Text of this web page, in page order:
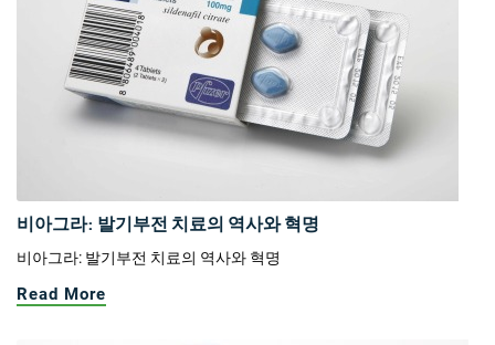
비아그라: 발기부전 치료의 역사와 혁명
비아그라: 발기부전 치료의 역사와 혁명
Read More